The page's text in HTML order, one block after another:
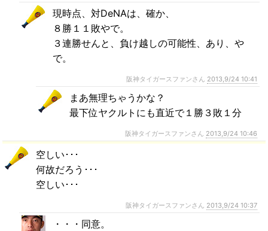
現時点、対DeNAは、確か、
８勝１１敗やで。
３連勝せんと、負け越しの可能性、あり、や
で。
阪神タイガースファンさん 2013,9/24 10:41
まあ無理ちゃうかな？
最下位ヤクルトにも直近で１勝３敗１分
阪神タイガースファンさん 2013,9/24 10:46
空しい･･･
何故だろう･･･
空しい･･･
阪神タイガースファンさん 2013,9/24 10:37
・・・同意。